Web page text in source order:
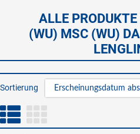
ALLE
(WU) MSC (WU)
Sortierung Erscheinungsdatum